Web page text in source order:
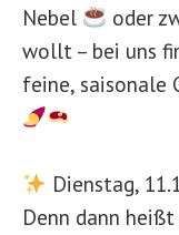
Nebel
oder
wollt – bei uns
feine, saisonale
Dienstag,
Denn dann